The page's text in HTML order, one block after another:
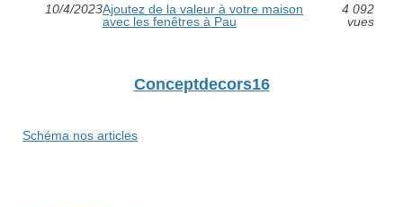
10/4/2023Ajoutez de la valeur à votre maison
avec les fenêtres à Pau
4 092
vues
Conceptdecors16
Schéma nos articles